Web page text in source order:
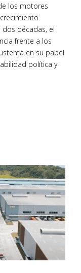
los motores
dos décadas, el
frente a los
en su papel
política y